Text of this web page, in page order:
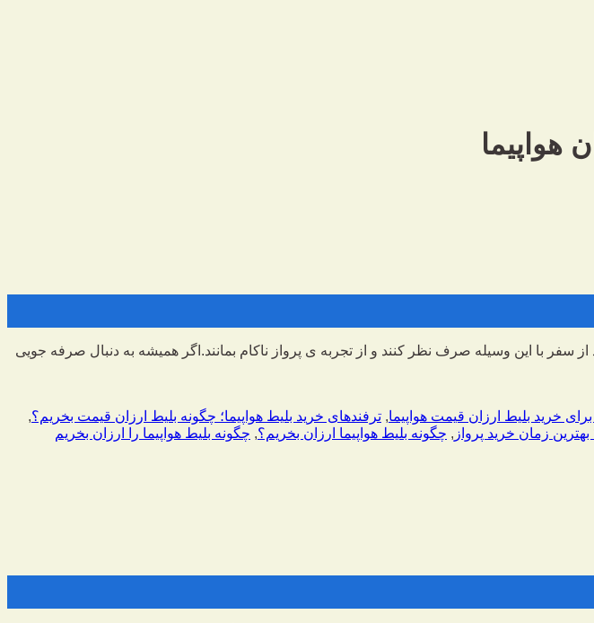
با این وسیله صرف نظر کنند و از تجربه ی پرواز ناکام بمانند.اگر همیشه به دنبال صرفه جویی
, ترفندهای خرید بلیط هواپیما؛ چگونه بلیط ارزان قیمت بخریم؟,
زمان خرید پرواز , چگونه بلیط هواپیما ارزان بخریم؟, چگونه بلیط هواپیما را ارزان بخریم